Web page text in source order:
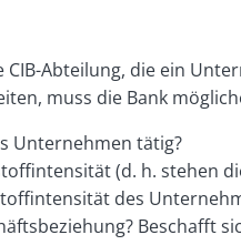
CIB-Abteilung, die ein
muss die Bank
Unternehmen tätig?
(d. h. stehen
des
Beschafft